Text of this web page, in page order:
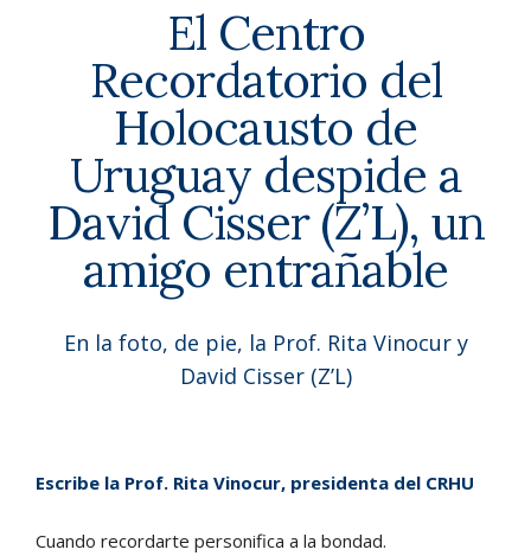
El Centro
Recordatorio del
Holocausto de
Uruguay despide a
David Cisser (Z’L), un
amigo entrañable
En la foto, de pie, la Prof. Rita Vinocur y
David Cisser (Z’L)
Escribe la Prof. Rita Vinocur, presidenta del CRHU
Cuando recordarte personifica a la bondad.